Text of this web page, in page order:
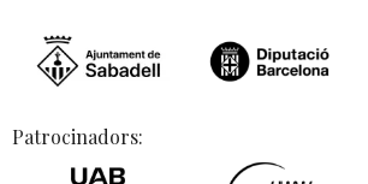
Patrocinadors: